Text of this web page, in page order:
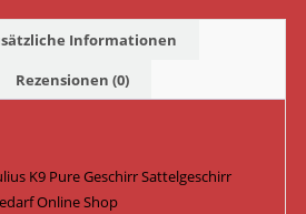
Informationen
Rezensionen (0)
K9 Pure Geschirr Sattelgeschirr
Online Shop